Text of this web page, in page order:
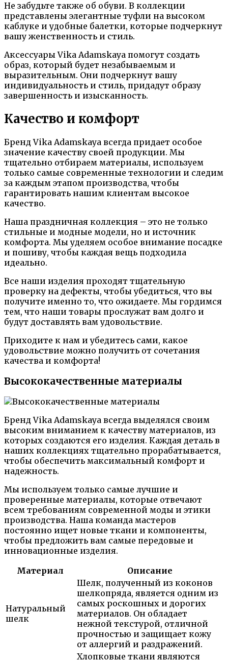
Не забудьте также об обуви. В коллекции
представлены элегантные туфли на высоком
каблуке и удобные балетки, которые подчеркнут
вашу женственность и стиль.
Аксессуары Vika Adamskaya помогут создать
образ, который будет незабываемым и
выразительным. Они подчеркнут вашу
индивидуальность и стиль, придадут образу
завершенность и изысканность.
Качество и комфорт
Бренд Vika Adamskaya всегда придает особое
значение качеству своей продукции. Мы
тщательно отбираем материалы, используем
только самые современные технологии и следим
за каждым этапом производства, чтобы
гарантировать нашим клиентам высокое
качество.
Наша праздничная коллекция – это не только
стильные и модные модели, но и источник
комфорта. Мы уделяем особое внимание посадке
и пошиву, чтобы каждая вещь подходила
идеально.
Все наши изделия проходят тщательную
проверку на дефекты, чтобы убедиться, что вы
получите именно то, что ожидаете. Мы гордимся
тем, что наши товары прослужат вам долго и
будут доставлять вам удовольствие.
Приходите к нам и убедитесь сами, какое
удовольствие можно получить от сочетания
качества и комфорта!
Высококачественные материалы
Бренд Vika Adamskaya всегда выделялся своим
высоким вниманием к качеству материалов, из
которых создаются его изделия. Каждая деталь в
наших коллекциях тщательно прорабатывается,
чтобы обеспечить максимальный комфорт и
надежность.
Мы используем только самые лучшие и
проверенные материалы, которые отвечают
всем требованиям современной моды и этики
производства. Наша команда мастеров
постоянно ищет новые ткани и компоненты,
чтобы предложить вам самые передовые и
инновационные изделия.
Материал
Описание
Натуральный
шелк
Шелк, полученный из коконов
шелкопряда, является одним из
самых роскошных и дорогих
материалов. Он обладает
нежной текстурой, отличной
прочностью и защищает кожу
от аллергий и раздражений.
Хлопковые ткани являются